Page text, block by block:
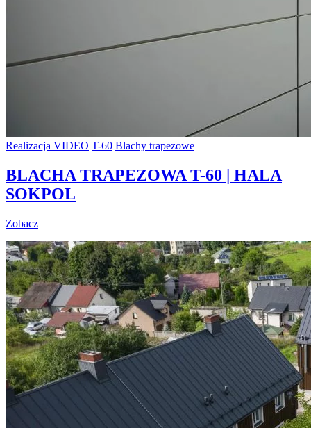
Realizacja VIDEO T-60 Blachy trapezowe
BLACHA TRAPEZOWA T-60 | HALA
SOKPOL
Zobacz